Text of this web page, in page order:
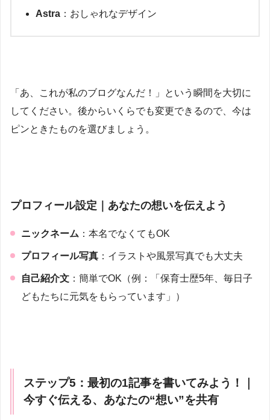
Astra ：おしゃれなデザイン
「あ、これが私のブログなんだ！」という瞬間を大切に
してください。後からいくらでも変更できるので、今は
ピンときたものを選びましょう。
プロフィール設定｜あなたの想いを伝えよう
ニックネーム ：本名でなくてもOK
プロフィール写真 ：イラストや風景写真でも大丈夫
自己紹介文 ：簡単でOK（例：「保育士歴5年、毎日子
どもたちに元気をもらっています」）
ステップ5：最初の1記事を書いてみよう！｜
今すぐ伝える、あなたの“想い”を共有